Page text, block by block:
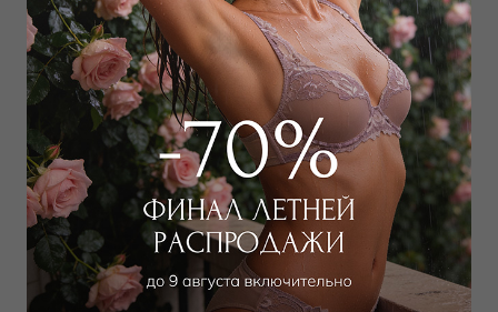
ALLUDE
Водолазка
9 000₽ 21 000
ALLUDE
Водолазка
7 650 21 000